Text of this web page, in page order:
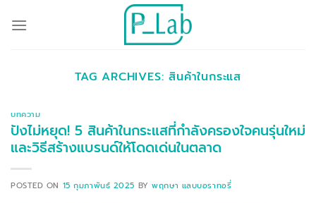
TAG ARCHIVES:สินค้าในกระแส
บทความ
ปังไม่หยุด! 5 สินค้าในกระแสที่กำลังครองใจคนรุ่นใหม่
และวิธีสร้างแบรนด์ให้โดดเด่นในตลาด
POSTED ON 15 กุมภาพันธ์ 2025 BYพฤกษา แลบบอราทอรี่